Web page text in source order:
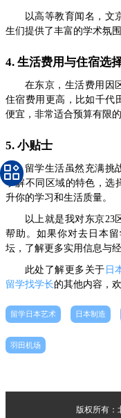
以高等教育闻名，文
生们提供了丰富的学术氛
4. 生活费用与住宿选
在东京，生活费用因
住宿费用更高，比如千代
便宜，非常适合预算有限的
5. 小贴士
留学生活虽然充满挑
了解不同区域的特色，选
升你的学习和生活质量。
以上就是我对东京23
帮助。如果你对去日本
坛，了解更多实用信息与经
此处了解更多关于 日
留学找学长的其他内容，
留学日本艺术 日本制造
羽田机场
版权所有：